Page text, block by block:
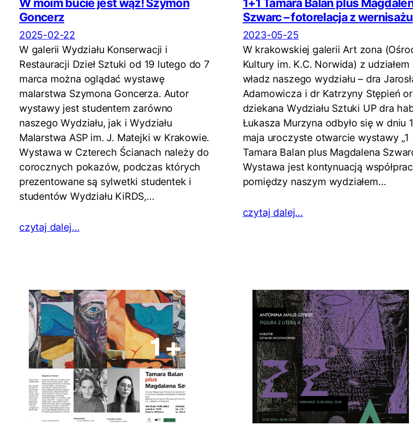
W moim bucie jest wąż! Szymon
Goncerz
2025-02-22
W galerii Wydziału Konserwacji i
Restauracji Dzieł Sztuki od 19 lutego do 7
marca można oglądać wystawę
malarstwa Szymona Goncerza. Autor
wystawy jest studentem zarówno
naszego Wydziału, jak i Wydziału
Malarstwa ASP im. J. Matejki w Krakowie.
Wystawa w Czterech Ścianach należy do
corocznych pokazów, podczas których
prezentowane są sylwetki studentek i
studentów Wydziału KiRDS,…
czytaj dalej…
1+1 Tamara Balan plus
Szwarc – fotorelacja z wernisażu
2023-05-25
W krakowskiej galerii Art zona
Kultury im. K.C. Norwida) z udziałem
władz naszego wydziału – dra
Adamowicza i dr Katrzyny Stępień
dziekana Wydziału Sztuki UP dra
Łukasza Murzyna odbyło się w dniu
maja uroczyste otwarcie wystawy „1
Tamara Balan plus Magdalena
Wystawa jest kontynuacją
pomiędzy naszym wydziałem…
czytaj dalej…